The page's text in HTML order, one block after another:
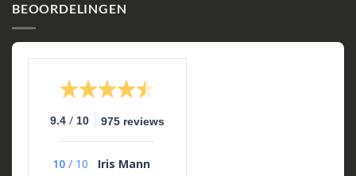
BEOORDELINGEN
9.4 / 10 975 reviews
10 / 10
Iris Mann